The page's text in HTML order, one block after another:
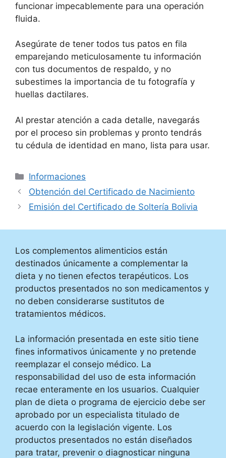
funcionar impecablemente para una operación
fluida.
Asegúrate de tener todos tus patos en fila
emparejando meticulosamente tu información
con tus documentos de respaldo, y no
subestimes la importancia de tu fotografía y
huellas dactilares.
Al prestar atención a cada detalle, navegarás
por el proceso sin problemas y pronto tendrás
tu cédula de identidad en mano, lista para usar.
Categorías
Informaciones
Obtención del Certificado de Nacimiento
Emisión del Certificado de Soltería Bolivia
Los complementos alimenticios están
destinados únicamente a complementar la
dieta y no tienen efectos terapéuticos. Los
productos presentados no son medicamentos y
no deben considerarse sustitutos de
tratamientos médicos.
La información presentada en este sitio tiene
fines informativos únicamente y no pretende
reemplazar el consejo médico. La
responsabilidad del uso de esta información
recae enteramente en los usuarios. Cualquier
plan de dieta o programa de ejercicio debe ser
aprobado por un especialista titulado de
acuerdo con la legislación vigente. Los
productos presentados no están diseñados
para tratar, prevenir o diagnosticar ninguna